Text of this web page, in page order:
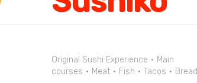
Original Sushi Experience
Main
courses
Meat Fish Tacos Bread